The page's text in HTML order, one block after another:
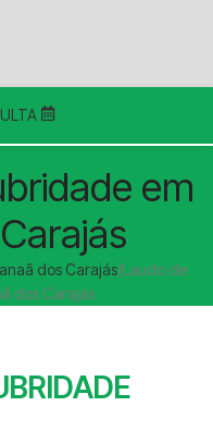
em
dos Carajás Laudo de
dos Carajás